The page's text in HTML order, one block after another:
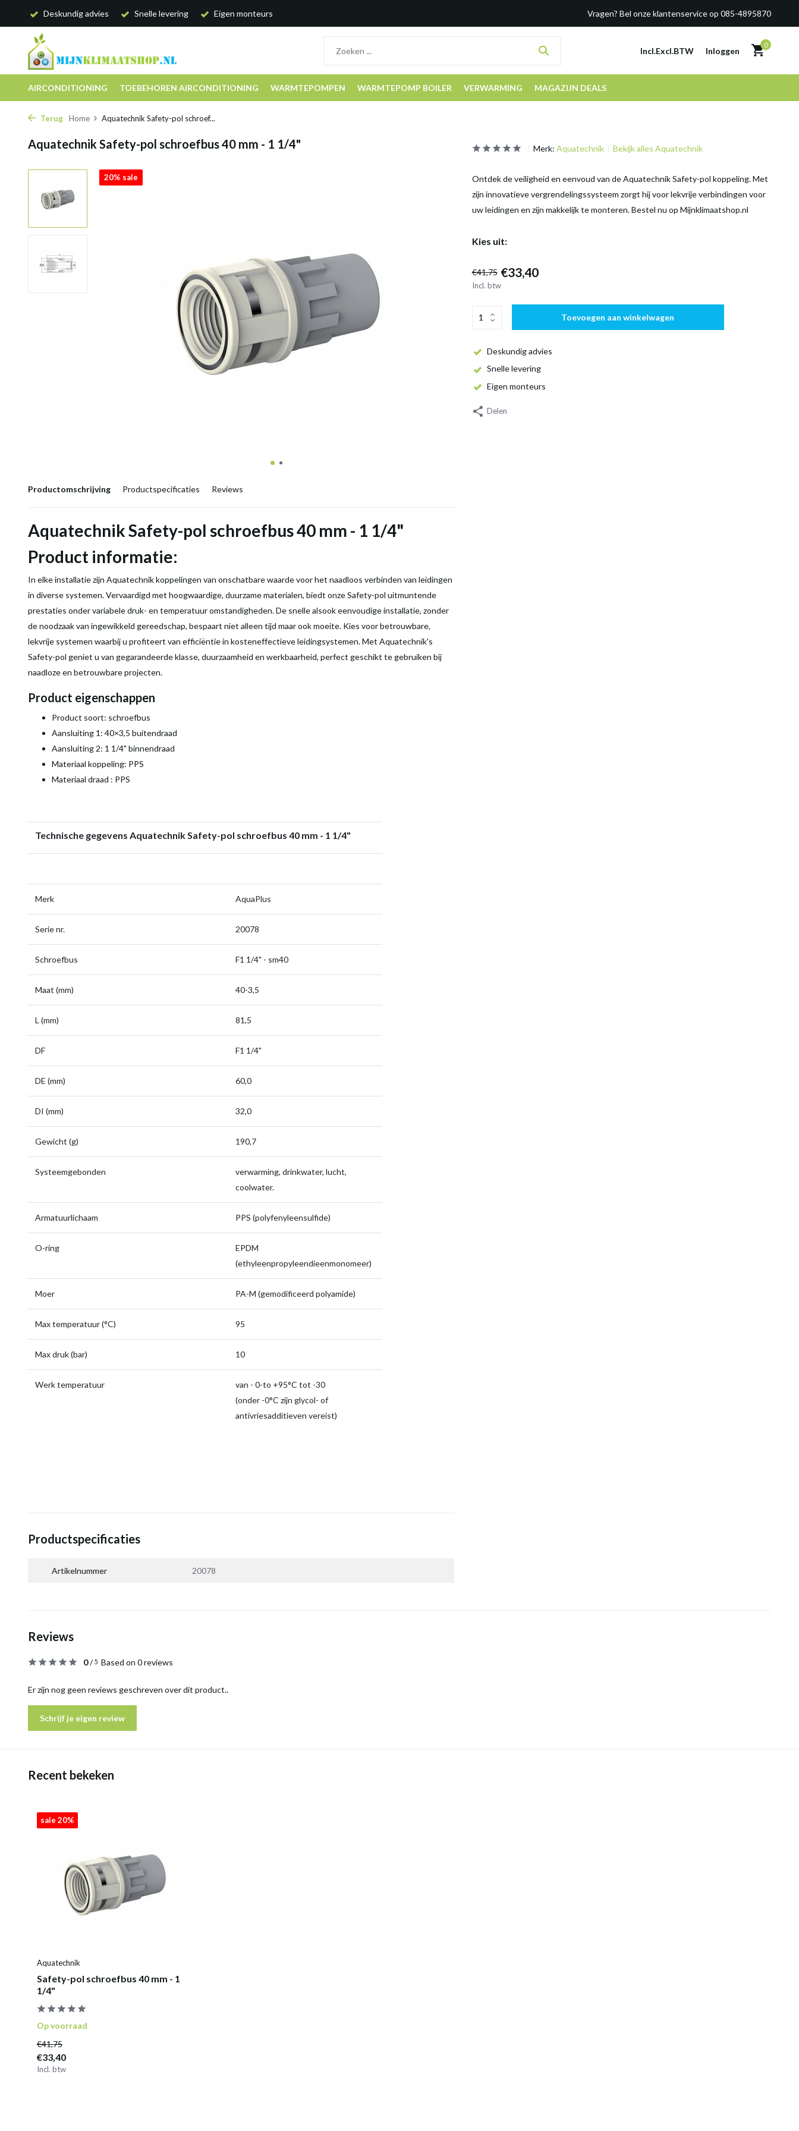
Deskundig advies Snelle levering Eigen monteurs Vragen? Bel onze klantenservice op 085-4895870
Incl.Excl.BTW Inloggen
0
AIRCONDITIONING TOEBEHOREN AIRCONDITIONING WARMTEPOMPEN WARMTEPOMP BOILER VERWARMING MAGAZIJN DEALS
Terug Home Aquatechnik Safety-pol schroef...
Aquatechnik Safety-pol schroefbus 40 mm - 1 1/4"
20% sale
Productomschrijving Productspecificaties Reviews
Aquatechnik Safety-pol schroefbus 40 mm - 1 1/4"
Product informatie:
In elke installatie zijn Aquatechnik koppelingen van onschatbare waarde voor het naadloos verbinden van leidingen
in diverse systemen. Vervaardigd met hoogwaardige, duurzame materialen, biedt onze Safety-pol uitmuntende
prestaties onder variabele druk- en temperatuur omstandigheden. De snelle alsook eenvoudige installatie, zonder
de noodzaak van ingewikkeld gereedschap, bespaart niet alleen tijd maar ook moeite. Kies voor betrouwbare,
lekvrije systemen waarbij u profiteert van efficiëntie in kosteneffectieve leidingsystemen. Met Aquatechnik's
Safety-pol geniet u van gegarandeerde klasse, duurzaamheid en werkbaarheid, perfect geschikt te gebruiken bij
naadloze en betrouwbare projecten.
Product eigenschappen
Product soort: schroefbus
Aansluiting 1: 40×3,5 buitendraad
Aansluiting 2: 1 1/4" binnendraad
Materiaal koppeling: PPS
Materiaal draad : PPS
Technische gegevens Aquatechnik Safety-pol schroefbus 40 mm - 1 1/4"
Merk AquaPlus
Serie nr. 20078
Schroefbus F1 1/4" - sm40
Maat (mm) 40-3,5
L (mm) 81,5
DF F1 1/4"
DE (mm) 60,0
DI (mm) 32,0
Gewicht (g) 190,7
Systeemgebonden
verwarming, drinkwater, lucht,
coolwater.
Armatuurlichaam PPS (polyfenyleensulfide)
O-ring
EPDM
(ethyleenpropyleendieenmonomeer)
Moer PA-M (gemodificeerd polyamide)
Max temperatuur (°C) 95
Max druk (bar) 10
Werk temperatuur
van - 0-to +95°C tot -30
(onder -0°C zijn glycol- of
antivriesadditieven vereist)
Productspecificaties
Artikelnummer 20078
Merk: Aquatechnik Bekijk alles Aquatechnik
Ontdek de veiligheid en eenvoud van de Aquatechnik Safety-pol koppeling. Met
zijn innovatieve vergrendelingssysteem zorgt hij voor lekvrije verbindingen voor
uw leidingen en zijn makkelijk te monteren. Bestel nu op Mijnklimaatshop.nl
Kies uit:
€41,75 €33,40
Incl. btw
Toevoegen aan winkelwagen
Deskundig advies
Snelle levering
Eigen monteurs
Delen
Reviews
0/5 Based on 0 reviews
Er zijn nog geen reviews geschreven over dit product..
Schrijf je eigen review
Recent bekeken
sale 20%
Aquatechnik
Safety-pol schroefbus 40 mm - 1
1/4"
Op voorraad
€41,75
€33,40
Incl. btw